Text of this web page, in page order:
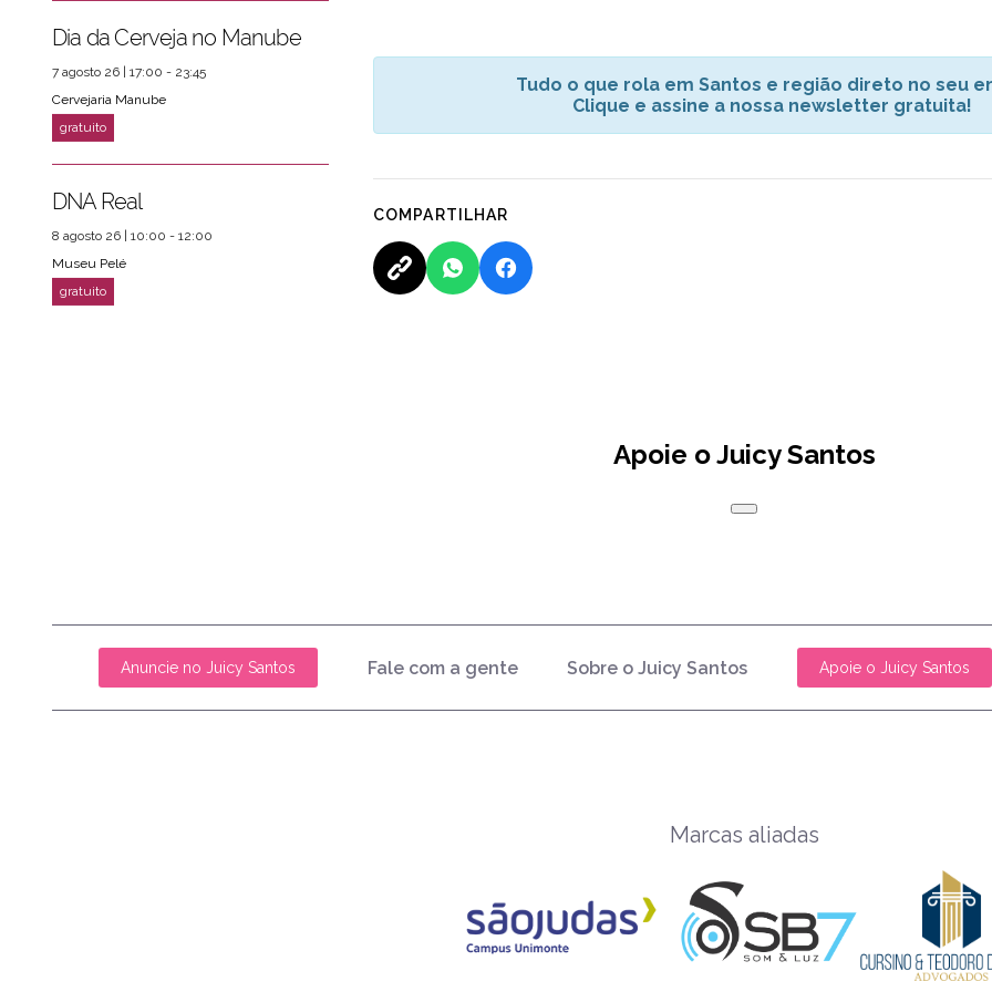
Tudo o que rola em Santos e região direto no seu
Clique e assine a nossa newsletter gratuita!
COMPARTILHAR
Dia da Cerveja no Manube
7 agosto 26 | 17:00 - 23:45
Cervejaria Manube
DNA Real
8 agosto 26 | 10:00 - 12:00
Museu Pelé
Apoie o Juicy Santos
Anuncie no Juicy Santos Fale com a gente Sobre o Juicy Santos Apoie o Juicy Santos
Marcas aliadas